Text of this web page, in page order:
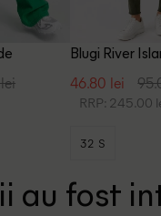
Blugi River
46.80 lei
RRP: 245.00
32 S
au fost